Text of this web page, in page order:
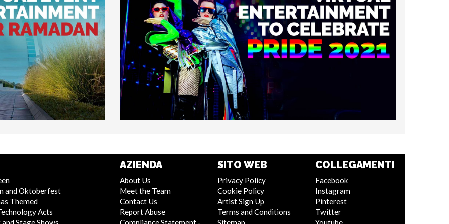
and Oktoberfest
Themed
Acts
AZIENDA
About Us
Meet the Team
Contact Us
Report Abuse
SITO WEB
Privacy Policy
Cookie Policy
Artist Sign Up
Terms and Conditions
COLLEGAMENTI
Facebook
Instagram
Pinterest
Twitter